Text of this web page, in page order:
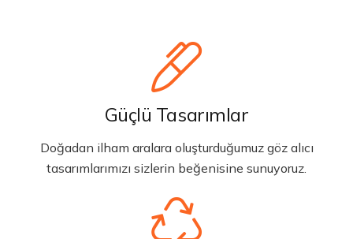
Güçlü Tasarımlar
Doğadan ilham aralara oluşturduğumuz göz alıcı
tasarımlarımızı sizlerin beğenisine sunuyoruz.